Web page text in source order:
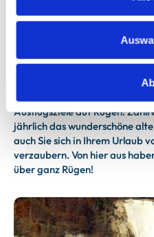
Das Jagdschloss Granitz zählt
Ausflugsziele auf Rügen!
jährlich das wunderschöne
auch Sie sich in Ihrem Urlaub
verzaubern. Von hier aus
über ganz Rügen!